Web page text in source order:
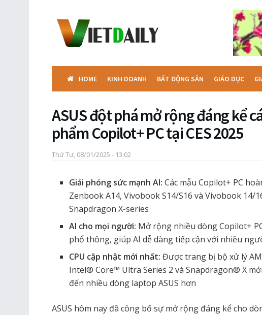
HOME KINH DOANH BẤT ĐỘNG SẢN GIÁO DỤC
ASUS đột phá mở rộng đáng kể
phẩm Copilot+ PC tại CES 2025
Thứ Tư, 08/01/2025 - 13:02
Giải phóng sức mạnh AI: Các mẫu Copilot+ PC
Zenbook A14, Vivobook S14/S16 và Vivobook 14/
Snapdragon X-series
AI cho mọi người: Mở rộng nhiều dòng Copilot+
phổ thông, giúp AI dễ dàng tiếp cận với nhiều
CPU cập nhật mới nhất: Được trang bị bộ xử lý
Intel® Core™ Ultra Series 2 và Snapdragon® X
đến nhiều dòng laptop ASUS hơn
ASUS hôm nay đã công bố sự mở rộng đáng kể cho